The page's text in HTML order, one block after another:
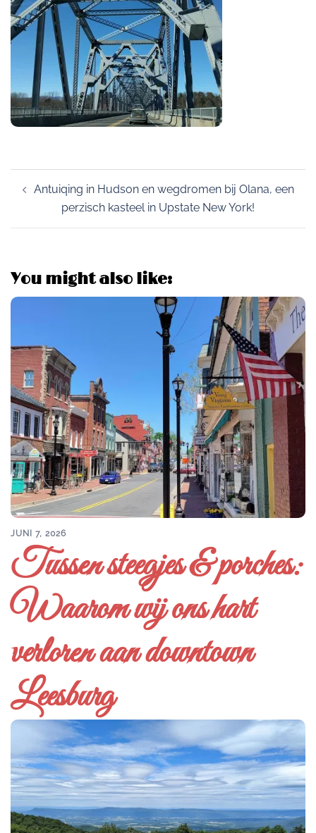
Post
navigation
Antuiqing in Hudson en wegdromen bij Olana, een
perzisch kasteel in Upstate New York!
You might also like:
JUNI 7, 2026
Tussen steegjes & porches:
Waarom wij ons hart
verloren aan downtown
Leesburg